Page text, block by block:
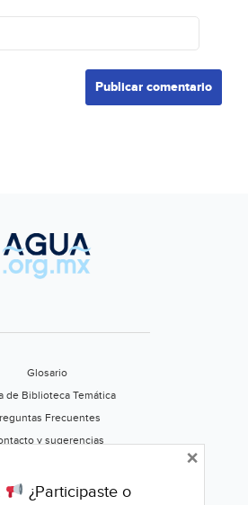
Glosario
de Biblioteca Temática
Frecuentes
y sugerencias
Califica este portal
¿Participaste o
×